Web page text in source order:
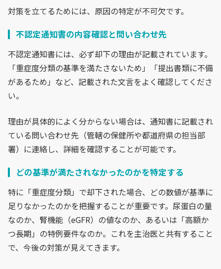
対策を立てるためには、原因の特定が不可欠です。
不認定通知書の内容確認と問い合わせ先
不認定通知書には、必ず却下の理由が記載されています。
「重症度分類の基準を満たさないため」「提出書類に不備
があるため」など、記載された文言をよく確認してくださ
い。
理由が具体的によく分からない場合は、通知書に記載され
ている問い合わせ先（管轄の保健所や都道府県の担当部
署）に連絡し、詳細を確認することが可能です。
どの基準が満たされなかったのかを特定する
特に「重症度分類」で却下された場合、どの数値が基準に
足りなかったのかを把握することが重要です。尿蛋白の量
なのか、腎機能（eGFR）の値なのか、あるいは「高額か
つ長期」の特例要件なのか。これを主治医と共有すること
で、今後の対策が見えてきます。